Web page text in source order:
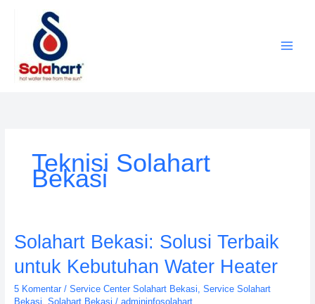
Teknisi Solahart
Bekasi
Solahart Bekasi: Solusi Terbaik
untuk Kebutuhan Water Heater
5 Komentar / Service Center Solahart Bekasi Service Solahart
Bekasi Solahart Bekasi / admininfosolahart
Solahart
Bekasi:
Solusi
Terbaik
untuk